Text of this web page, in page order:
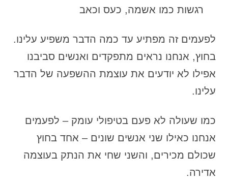
רגשות כמו אשמה, כעס וכאב
לפעמים זה מפתיע עד כמה הדבר משפיע עלינו.
בחוץ, אנחנו נראים מתפקדים ואנשים סביבנו
אפילו לא יודעים את עוצמת ההשפעה של הדבר
עלינו.
כמו שעולה לא פעם בטיפולי עומק – לפעמים
אנחנו כאילו שני אנשים שונים – אחד בחוץ
שכולם מכירים, והשני שחי את הנתק בעוצמה
אדירה.